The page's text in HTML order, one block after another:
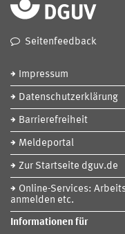
Seitenfeedback
Impressum
Datenschutzerklärung
Barrierefreiheit
Meldeportal
Zur Startseite dguv.de
Online-Services:
anmelden etc.
Informationen für